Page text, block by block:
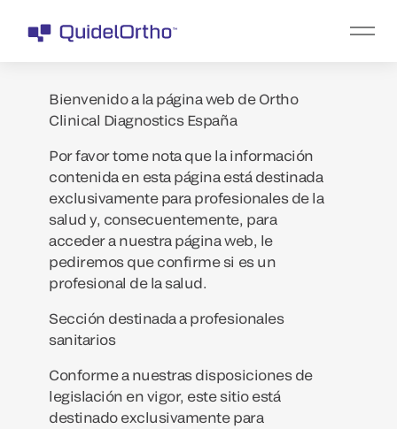
Bienvenido a la página web de Ortho
Clinical Diagnostics España
Por favor tome nota que la información
contenida en esta página está destinada
exclusivamente para profesionales de la
salud y, consecuentemente, para
acceder a nuestra página web, le
pediremos que confirme si es un
profesional de la salud.
Sección destinada a profesionales
sanitarios
Conforme a nuestras disposiciones de
legislación en vigor, este sitio está
destinado exclusivamente para